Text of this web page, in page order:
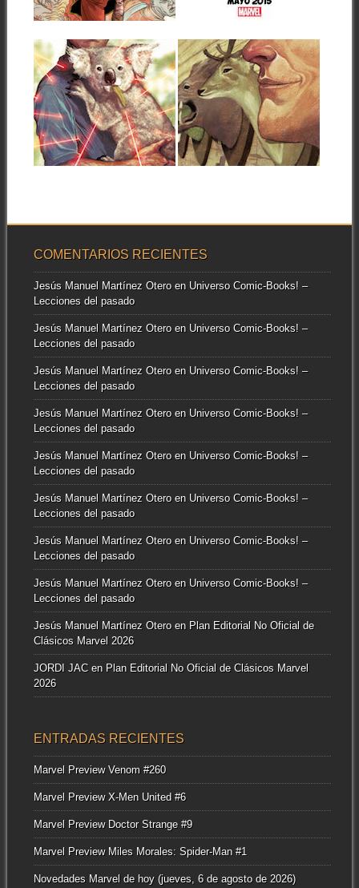
un imperio? Averígualo...
▶
23.06.14
PREVIO: DEXTER
DOWN UNDER #5
Dexter Down Under #5 Guión
de Jeff Lindsay Arte de
Dalibor...
▶
23.05.14
PREVIO: DEXTER
DOWN UNDER #4
Dexter Down Under #4 Guión
de Jeff Lindsay Arte de
Dalibor...
COMENTARIOS RECIENTES
Jesús Manuel Martínez Oteroen Universo Comic-Books! –
Lecciones del pasado
Jesús Manuel Martínez Oteroen Universo Comic-Books! –
Lecciones del pasado
Jesús Manuel Martínez Oteroen Universo Comic-Books! –
Lecciones del pasado
Jesús Manuel Martínez Oteroen Universo Comic-Books! –
Lecciones del pasado
Jesús Manuel Martínez Oteroen Universo Comic-Books! –
Lecciones del pasado
Jesús Manuel Martínez Oteroen Universo Comic-Books! –
Lecciones del pasado
Jesús Manuel Martínez Oteroen Universo Comic-Books! –
Lecciones del pasado
Jesús Manuel Martínez Oteroen Universo Comic-Books! –
Lecciones del pasado
Jesús Manuel Martínez Oteroen Plan Editorial No Oficial de
Clásicos Marvel 2026
JORDI JACen Plan Editorial No Oficial de Clásicos Marvel
2026
ENTRADAS RECIENTES
Marvel Preview Venom #260
Marvel Preview X-Men United #6
Marvel Preview Doctor Strange #9
Marvel Preview Miles Morales: Spider-Man #1
Novedades Marvel de hoy (jueves, 6 de agosto de 2026)